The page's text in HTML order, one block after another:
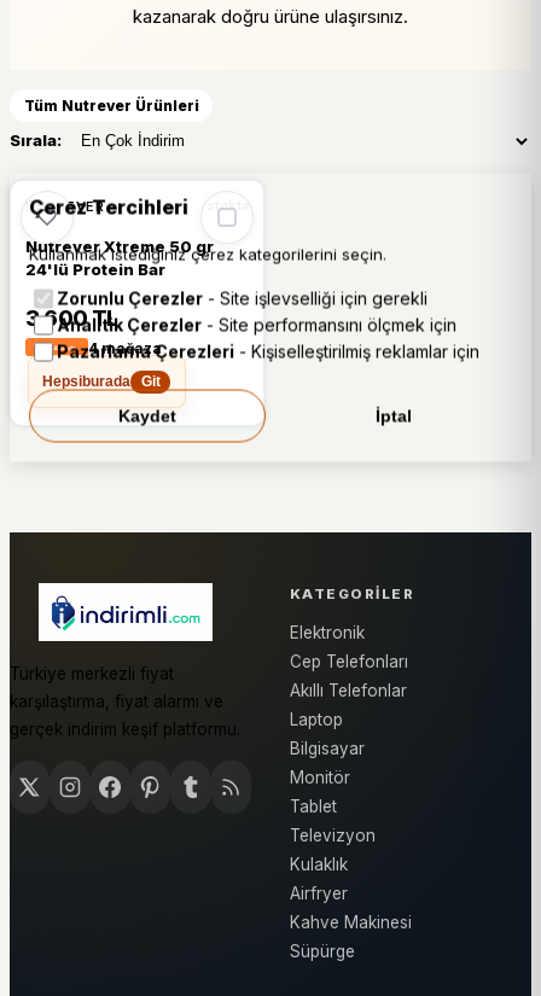
kazanarak doğru ürüne ulaşırsınız.
Tüm Nutrever Ürünleri
Sırala:
NUTREVER stokta
Nutrever Xtreme 50 gr
24'lü Protein Bar
3.600 TL
4 mağaza
Hepsiburada
Git
Türkiye merkezli fiyat
karşılaştırma, fiyat alarmı ve
gerçek indirim keşif platformu.
KATEGORILER
Elektronik
Cep Telefonları
Akıllı Telefonlar
Laptop
Bilgisayar
Monitör
Tablet
Televizyon
Kulaklık
Airfryer
Kahve Makinesi
Süpürge
Çerez Tercihleri
Kullanmak istediğiniz çerez kategorilerini seçin.
Zorunlu Çerezler - Site işlevselliği için gerekli
Analitik Çerezler - Site performansını ölçmek için
Pazarlama Çerezleri - Kişiselleştirilmiş reklamlar için
Kaydet İptal